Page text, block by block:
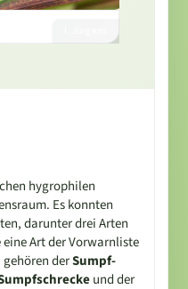
hygrophilen
Es konnten
darunter drei Arten
eine Art der Vorwarnliste
derSumpf-
und der